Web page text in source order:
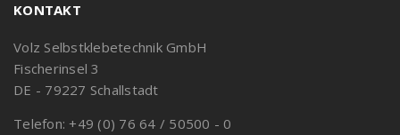
KONTAKT
Volz Selbstklebetechnik GmbH
Fischerinsel 3
DE - 79227 Schallstadt
Telefon: +49 (0) 76 64 / 50500 - 0